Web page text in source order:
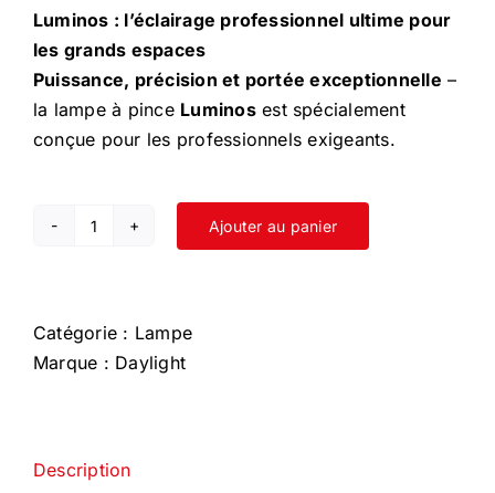
Luminos : l’éclairage professionnel ultime pour
les grands espaces
Puissance, précision et portée exceptionnelle –
la lampe à pince Luminosest spécialement
conçue pour les professionnels exigeants.
quantité
Ajouter au panier
Catégorie : Lampe
Marque : Daylight
Description